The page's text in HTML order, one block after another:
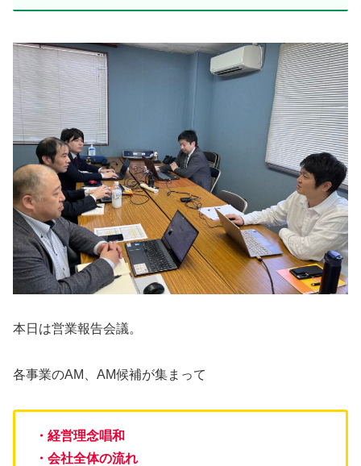
本日は営業報告会議。
各事業のAM、AM候補が集まって
・経営理念唱和
・会社全体の流れ